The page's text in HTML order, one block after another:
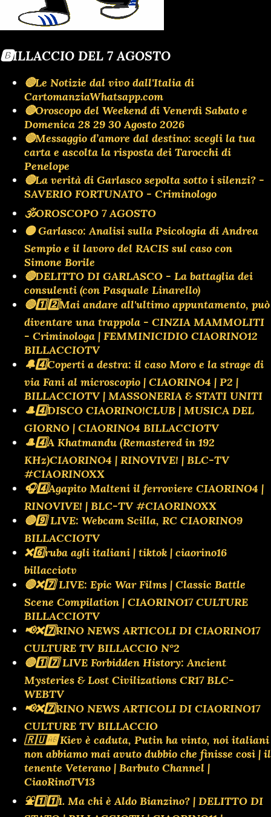
🅱️ILLACCIO DEL 7 AGOSTO
🔴Le Notizie dal vivo dall'Italia di
CartomanziaWhatsapp.com
🔴Oroscopo del Weekend di Venerdì Sabato e
Domenica 28 29 30 Agosto 2026
🔴Messaggio d’amore dal destino: scegli la tua
carta e ascolta la risposta dei Tarocchi di
Penelope
🔴La verità di Garlasco sepolta sotto i silenzi? -
SAVERIO FORTUNATO - Criminologo
🕉OROSCOPO 7 AGOSTO
🟡 Garlasco: Analisi sulla Psicologia di Andrea
Sempio e il lavoro del RACIS sul caso con
Simone Borile
🔴DELITTO DI GARLASCO - La battaglia dei
consulenti (con Pasquale Linarello)
🔴1️⃣2️⃣Mai andare all'ultimo appuntamento, può
diventare una trappola - CINZIA MAMMOLITI
- Criminologa | FEMMINICIDIO CIAORINO12
BILLACCIOTV
🔔4️⃣Coperti a destra: il caso Moro e la strage di
via Fani al microscopio | CIAORINO4 | P2 |
BILLACCIOTV | MASSONERIA & STATI UNITI
🎩4️⃣DISCO CIAORINO!CLUB | MUSICA DEL
GIORNO | CIAORINO4 BILLACCIOTV
🎩4️⃣A Khatmandu (Remastered in 192
KHz)CIAORINO4 | RINOVIVE! | BLC-TV
#CIAORINOXX
🎧4️⃣Agapito Malteni il ferroviere CIAORINO4 |
RINOVIVE! | BLC-TV #CIAORINOXX
🔴9️⃣ LIVE: Webcam Scilla, RC CIAORINO9
BILLACCIOTV
❌️6️⃣ruba agli italiani | tiktok | ciaorino16
billacciotv
🔴❌️7️⃣ LIVE: Epic War Films | Classic Battle
Scene Compilation | CIAORINO17 CULTURE
BILLACCIOTV
📢❌️7️⃣RINO NEWS ARTICOLI DI CIAORINO17
CULTURE TV BILLACCIO N°2
🔴1️⃣7️⃣ LIVE Forbidden History: Ancient
Mysteries & Lost Civilizations CR17 BLC-
WEBTV
📢❌️7️⃣RINO NEWS ARTICOLI DI CIAORINO17
CULTURE TV BILLACCIO
🇷🇺🆎 Kiev è caduta, Putin ha vinto, noi italiani
non abbiamo mai avuto dubbio che finisse così | il
tenente Veterano | Barbuto Channel |
CiaoRinoTV13
⛲️1️⃣1️⃣1. Ma chi è Aldo Bianzino? | DELITTO DI